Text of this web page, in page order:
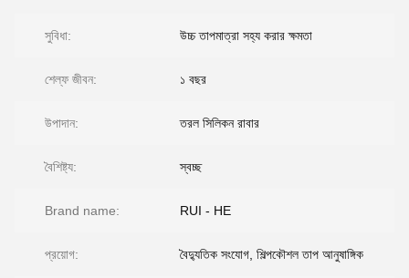
সুবিধা: উচ্চ তাপমাত্রা সহ্য করার ক্ষমতা
শেল্ফ জীবন: ১ বছর
উপাদান: তরল সিলিকন রাবার
বৈশিষ্ট্য: স্বচ্ছ
Brand name: RUI - HE
প্রয়োগ: বৈদ্যুতিক সংযোগ, শিল্পকৌশল তাপ আনুষাঙ্গিক